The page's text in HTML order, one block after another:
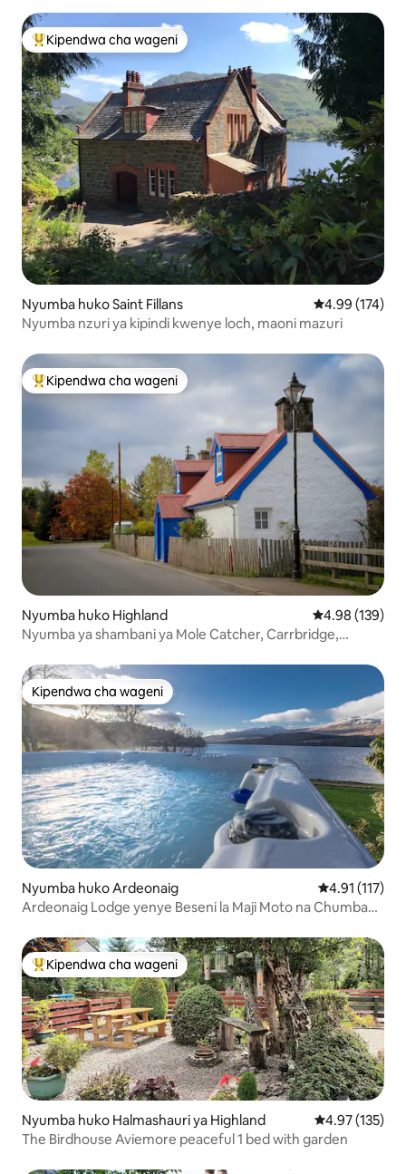
Kipendwa maarufu cha wageni
Kipendwa cha wageni
Nyumba huko Saint Fillans Ukadiriaji wa
4.99 (174)
Nyumba nzuri ya kipindi kwenye loch, maoni mazuri
Kipendwa maarufu cha wageni
Kipendwa cha wageni
Nyumba huko Highland Ukadiriaji wa
4.98 (139)
Nyumba ya shambani ya Mole Catcher, Carrbridge,
Kipendwa cha wageni
Kipendwa cha wageni
Nyumba huko Ardeonaig Ukadiriaji wa
4.91 (117)
Ardeonaig Lodge yenye Beseni la Maji Moto na Chumba
Kipendwa maarufu cha wageni
Kipendwa cha wageni
Nyumba huko Halmashauri ya Highland Ukadiriaji wa
4.97 (135)
The Birdhouse Aviemore peaceful 1 bed with garden